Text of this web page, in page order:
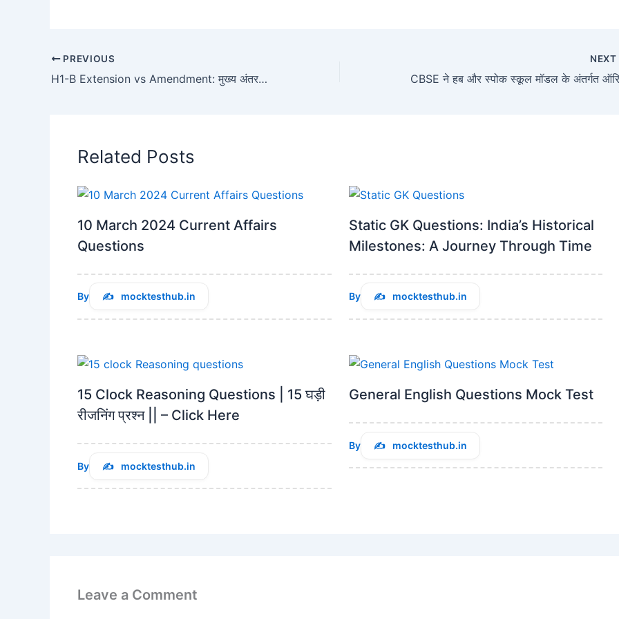
PREVIOUS
H1-B Extension vs Amendment: मुख्य अंतर क्या है?
NEXT
Related Posts
10 March 2024 Current Affairs
Questions
By mocktesthub.in
Static GK Questions: India’s Historical
Milestones: A Journey Through Time
By mocktesthub.in
15 Clock Reasoning Questions | 15 घड़ी
रीजनिंग प्रश्न || – Click Here
By mocktesthub.in
General English Questions Mock Test
By mocktesthub.in
Leave a Comment